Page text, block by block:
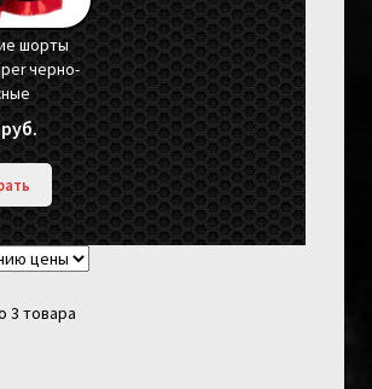
шорты
черно-
руб.
3 товара